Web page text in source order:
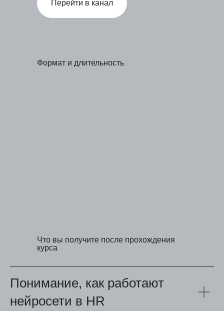
Перейти в канал
Формат и длительность
Что вы получите после прохождения
курса
Понимание, как работают
нейросети в HR